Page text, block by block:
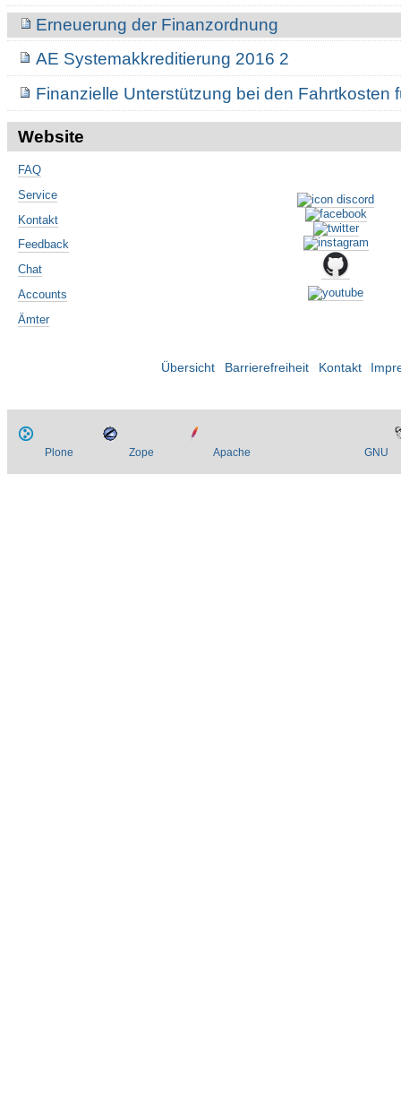
Erneuerung der Finanzordnung
AE Systemakkreditierung 2016 2
Finanzielle Unterstützung bei den Fahrtkosten
Website
FAQ
Service
Kontakt
Feedback
Chat
Accounts
Ämter
Übersicht Barrierefreiheit Kontakt
Plone Zope Apache GNU